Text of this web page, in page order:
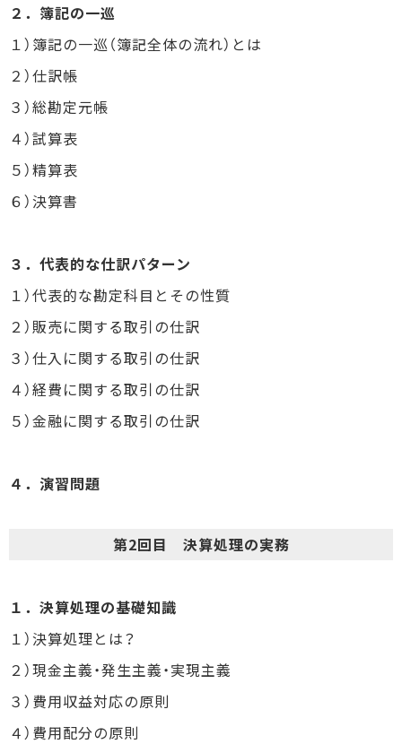
２．簿記の一巡
１）簿記の一巡（簿記全体の流れ）とは
２）仕訳帳
３）総勘定元帳
４）試算表
５）精算表
６）決算書
３．代表的な仕訳パターン
１）代表的な勘定科目とその性質
２）販売に関する取引の仕訳
３）仕入に関する取引の仕訳
４）経費に関する取引の仕訳
５）金融に関する取引の仕訳
４．演習問題
第2回目 決算処理の実務
１．決算処理の基礎知識
１）決算処理とは？
２）現金主義・発生主義・実現主義
３）費用収益対応の原則
４）費用配分の原則